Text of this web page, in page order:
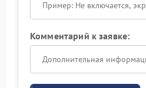
Комментарий к заявке: